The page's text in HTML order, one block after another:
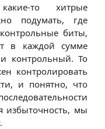
то хитрые
подумать, где
биты,
в каждой сумме
контрольный. То
контролировать
и понятно, что
избыточность, мы